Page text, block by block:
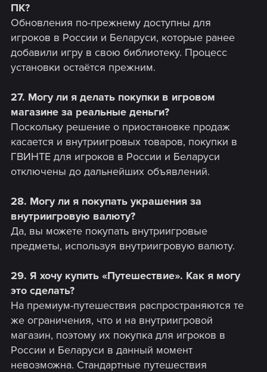
ПК?
Обновления по-прежнему доступны для
игроков в России и Беларуси, которые ранее
добавили игру в свою библиотеку. Процесс
установки остаётся прежним.
27. Могу ли я делать покупки в игровом
магазине за реальные деньги?
Поскольку решение о приостановке продаж
касается и внутриигровых товаров, покупки в
ГВИНТЕ для игроков в России и Беларуси
отключены до дальнейших объявлений.
28. Могу ли я покупать украшения за
внутриигровую валюту?
Да, вы можете покупать внутриигровые
предметы, используя внутриигровую валюту.
29. Я хочу купить «Путешествие». Как я могу
это сделать?
На премиум-путешествия распространяются те
же ограничения, что и на внутриигровой
магазин, поэтому их покупка для игроков в
России и Беларуси в данный момент
невозможна. Стандартные путешествия